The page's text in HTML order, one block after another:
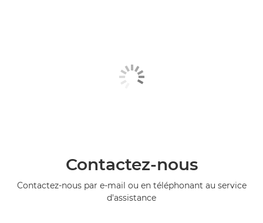
Contactez-nous
Contactez-nous par e-mail ou en téléphonant au service
d'assistance